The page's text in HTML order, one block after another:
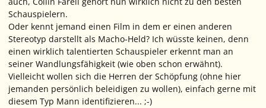
Schauspielern.
Oder kennt jemand einen Film in dem er einen anderen
Stereotyp darstellt als Macho-Held? Ich wüsste keinen, denn
einen wirklich talentierten Schauspieler erkennt man an
seiner Wandlungsfähigkeit (wie oben schon erwähnt).
Vielleicht wollen sich die Herren der Schöpfung (ohne hier
jemanden persönlich beleidigen zu wollen), einfach gerne mit
diesem Typ Mann identifizieren... ;-)